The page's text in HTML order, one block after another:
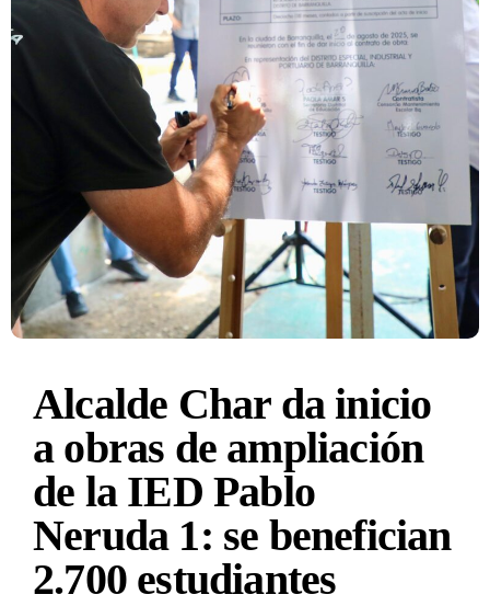
Alcalde Char da inicio
a obras de ampliación
de la IED Pablo
Neruda 1: se benefician
2.700 estudiantes